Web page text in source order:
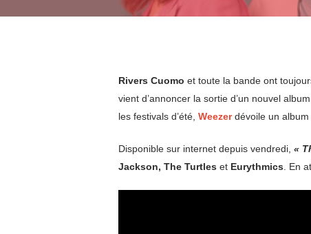
Rivers Cuomo et toute la bande ont
vient d’annoncer la sortie d’un nouvel album
les festivals d’été, Weezerdévoile un album
Disponible sur internet depuis vendredi, «
Jackson, The Turtles et Eurythmics . En